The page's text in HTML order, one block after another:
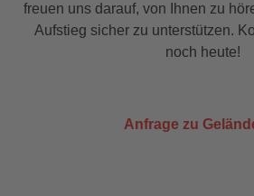
freuen uns darauf, von Ihnen zu
Aufstieg sicher zu unterstützen.
noch heute!
Anfrage zu